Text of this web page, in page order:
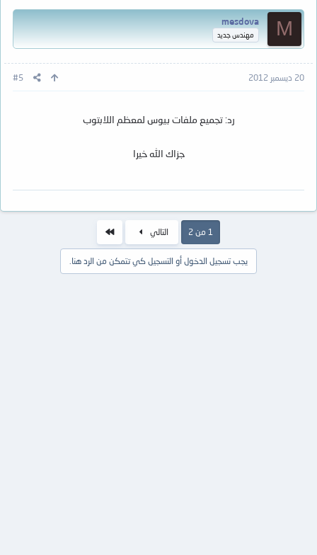
M
mesdova
مهندس جديد
20 ديسمبر 2012 #5
رد: تجميع ملفات بيوس لمعظم اللابتوب
جزاك الله خيرا
1 من 2 التالي
يجب تسجيل الدخول أو التسجيل كي تتمكن من الرد هنا.